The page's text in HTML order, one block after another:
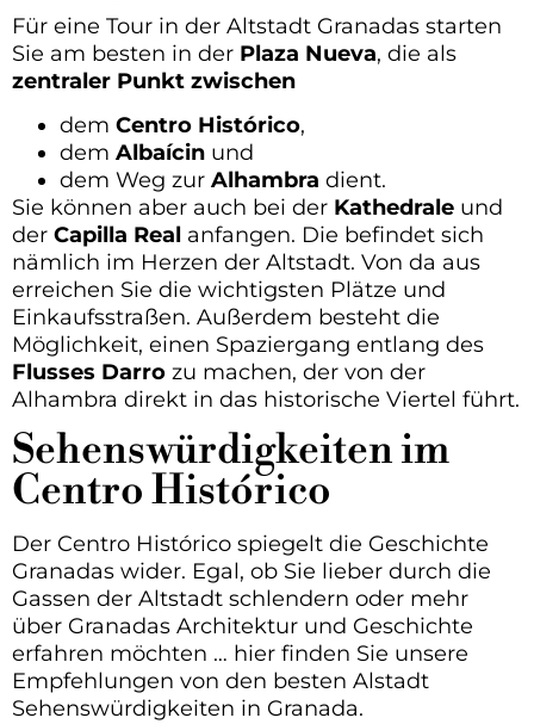
Für eine Tour in der Altstadt Granadas starten
Sie am besten in der Plaza Nueva, die als
zentraler Punkt zwischen
dem Centro Histórico,
dem Albaícin und
dem Weg zur Alhambra dient.
Sie können aber auch bei der Kathedrale und
der Capilla Real anfangen. Die befindet sich
nämlich im Herzen der Altstadt. Von da aus
erreichen Sie die wichtigsten Plätze und
Einkaufsstraßen. Außerdem besteht die
Möglichkeit, einen Spaziergang entlang des
Flusses Darro zu machen, der von der
Alhambra direkt in das historische Viertel führt.
Sehenswürdigkeiten im
Centro Histórico
Der Centro Histórico spiegelt die Geschichte
Granadas wider. Egal, ob Sie lieber durch die
Gassen der Altstadt schlendern oder mehr
über Granadas Architektur und Geschichte
erfahren möchten … hier finden Sie unsere
Empfehlungen von den besten Alstadt
Sehenswürdigkeiten in Granada.